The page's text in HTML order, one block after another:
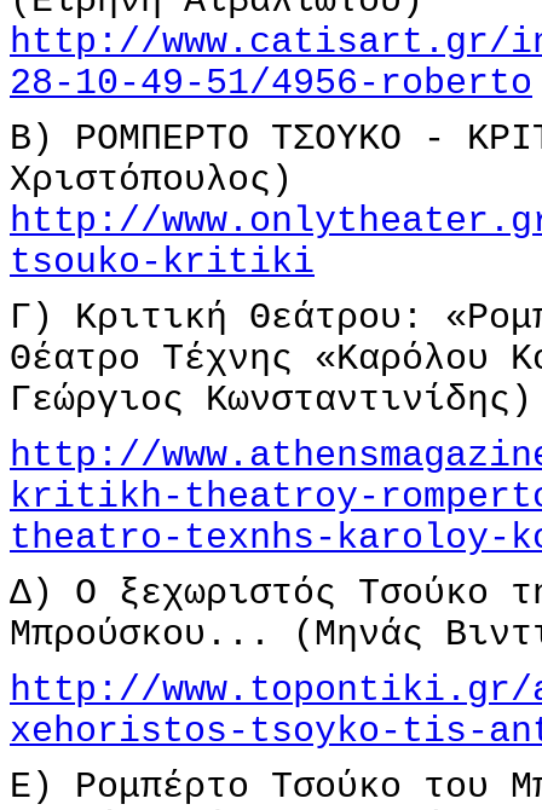
http://www.catisart.gr/
28-10-49-51/4956-roberto
Β) ΡΟΜΠΕΡΤΟ ΤΣΟΥΚΟ -
Χριστόπουλος)
http://
tsouko-kritiki
Γ) Κριτική Θεάτρου:
Θέατρο Τέχνης «Καρόλου
Γεώργιος Κωνσταντινίδης)
http://
kritikh-theatroy-
theatro-texnhs-karoloy-
Δ) O ξεχωριστός Τσούκο
Μπρούσκου... (Μηνάς
http://www.topontiki.gr/
xehoristos-tsoyko-tis-
Ε) Ρομπέρτο Τσούκο του